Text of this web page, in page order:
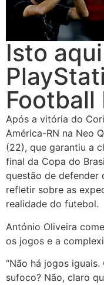
Isto
Football
Após a vitória do
América-RN na Neo
(22), que garantiu a
final da Copa do
questão de defender
refletir sobre as
realidade do futebol.
António Oliveira
os jogos e a
“Não há jogos
sufoco? Não, claro